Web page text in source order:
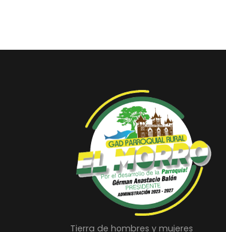
Tierra de hombres y mujeres